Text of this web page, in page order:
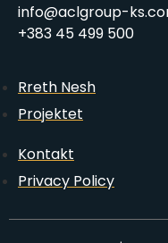
info@aclgroup-
+383 45 499 500
Rreth Nesh
Projektet
Kontakt
Privacy Policy